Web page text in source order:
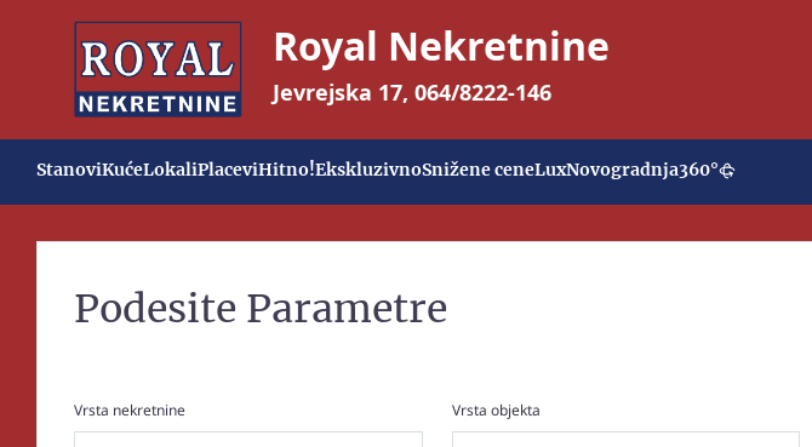
Royal Nekretnine
Jevrejska 17, 064/8222-146
StanoviKućeLokaliPlaceviHitno!EkskluzivnoSnižene ceneLuxNovogradnja360°
Podesite Parametre
Vrsta nekretnine Vrsta objekta